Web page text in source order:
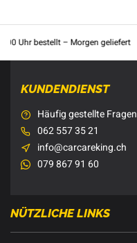
Uhr bestellt – Morgen geliefert
KUNDENDIENST
Häufig gestellte Fragen
062 557 35 21
info@carcareking.ch
079 867 91 60
NÜTZLICHE LINKS